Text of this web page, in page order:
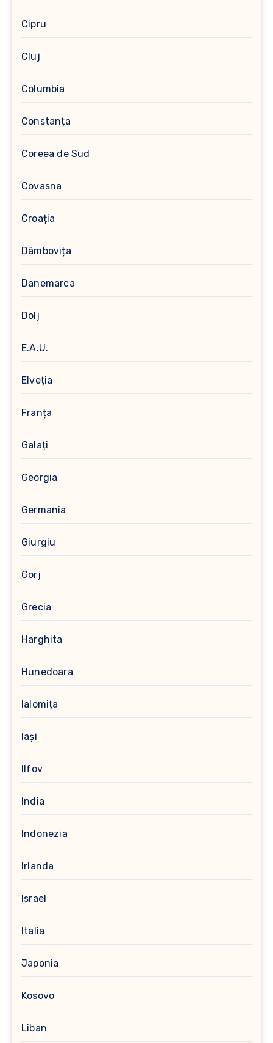
Cipru
Cluj
Columbia
Constanța
Coreea de Sud
Covasna
Croația
Dâmbovița
Danemarca
Dolj
E.A.U.
Elveția
Franța
Galați
Georgia
Germania
Giurgiu
Gorj
Grecia
Harghita
Hunedoara
Ialomița
Iași
Ilfov
India
Indonezia
Irlanda
Israel
Italia
Japonia
Kosovo
Liban